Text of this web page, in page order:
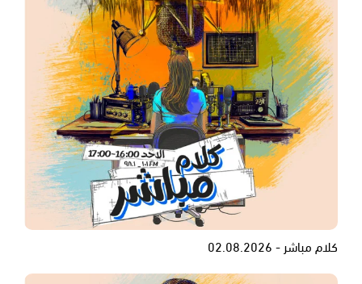
كلام مباشر - 02.08.2026